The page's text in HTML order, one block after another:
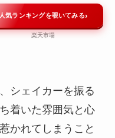
人気ランキングを覗いてみる›
楽天市場
シェイカーを振る
着いた雰囲気と心
かれてしまうこと